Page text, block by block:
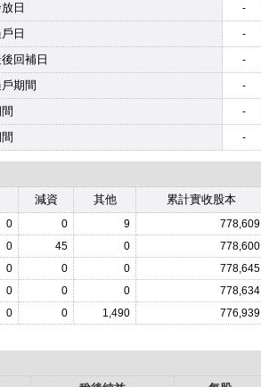
日 -
日 -
回補日 -
期間 -
-
-
減資 其他 累計實收股本
0 0 9
778,609
0 45 0
778,600
0 0 0
778,645
0 0 0
778,634
0 0 1,490
776,939